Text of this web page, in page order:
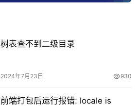
树表查不到二级目录
2024年7月23日 930
前端打包后运行报错: locale is